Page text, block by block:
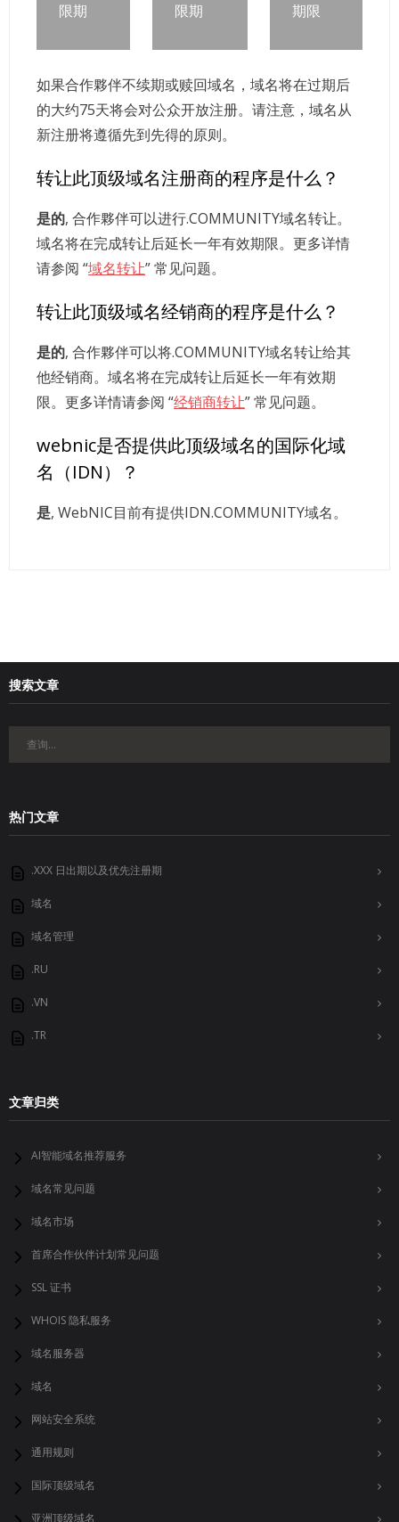
限期
限期
期限
如果合作夥伴不续期或赎回域名，域名将在过期后
的大约75天将会对公众开放注册。请注意，域名从
新注册将遵循先到先得的原则。
转让此顶级域名注册商的程序是什么？
是的, 合作夥伴可以进行.COMMUNITY域名转让。
域名将在完成转让后延长一年有效期限。更多详情
请参阅 “域名转让” 常见问题。
转让此顶级域名经销商的程序是什么？
是的, 合作夥伴可以将.COMMUNITY域名转让给其
他经销商。域名将在完成转让后延长一年有效期
限。更多详情请参阅 “经销商转让” 常见问题。
webnic是否提供此顶级域名的国际化域
名（IDN）？
是, WebNIC目前有提供IDN.COMMUNITY域名。
搜索文章
热门文章
.XXX 日出期以及优先注册期
域名
域名管理
.RU
.VN
.TR
文章归类
AI智能域名推荐服务
域名常见问题
域名市场
首席合作伙伴计划常见问题
SSL 证书
WHOIS 隐私服务
域名服务器
域名
网站安全系统
通用规则
国际顶级域名
亚洲顶级域名